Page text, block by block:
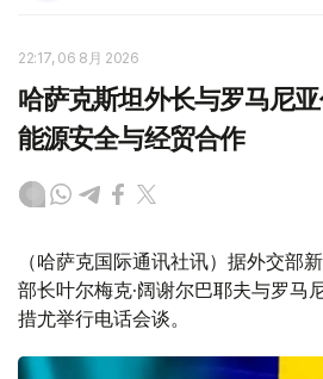
22:17, 06 8月 2026
哈萨克斯坦外长与罗马尼
能源安全与经贸合作
（哈萨克国际通讯社讯）据外交部
部长叶尔梅克·阔谢尔巴耶夫与罗马
措尤举行电话会谈。